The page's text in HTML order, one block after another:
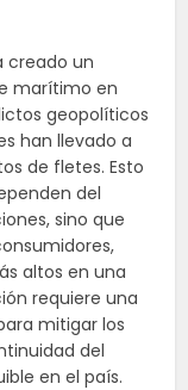
creado un
marítimo en
geopolíticos
han llevado a
de fletes. Esto
del
sino que
altos en una
requiere una
mitigar los
del
en el país.